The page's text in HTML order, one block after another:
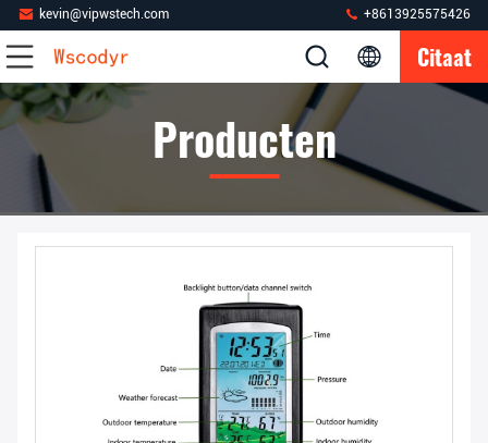
kevin@vipwstech.com +8613925575426
Citaat
Producten